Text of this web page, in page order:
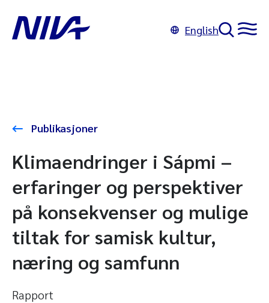
English
Publikasjoner
Klimaendringer i Sápmi –
erfaringer og perspektiver
på konsekvenser og mulige
tiltak for samisk kultur,
næring og samfunn
Rapport